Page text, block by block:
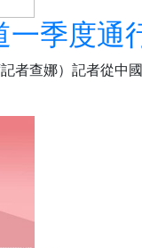
一季度通
者查娜）記者從中